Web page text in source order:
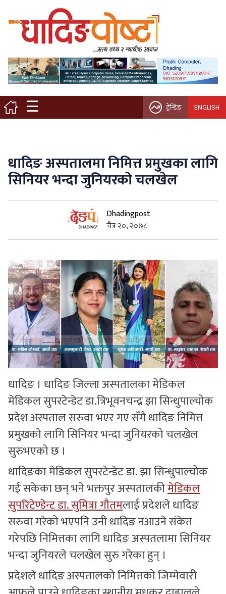
☰
मुख्य पृष्ठ
स्थानीय समाचार
विचार / ब्लग
नगर/गाउँ पालिका
कृषि/सहकारी
साहित्य / संस्कृति
सुचनाहरु
स्वास्थ्य
भिडियो
ट्रेन्डिङ ENGLISH
धादिङ अस्पतालमा निमित्त प्रमुखका लागि
सिनियर भन्दा जुनियरको चलखेल
Dhadingpost
चैत्र २०, २०७८
धादिङ । धादिङ जिल्ला अस्पतालका मेडिकल
मेडिकल सुपरटेन्डेट डा.त्रिभूवनचन्द्र झा सिन्धुपाल्चोक
प्रदेश अस्पताल सरुवा भएर गए सँगै धादिङ निमित्त
प्रमुखको लागि सिनियर भन्दा जुनियरको चलखेल
सुरुभएको छ ।
धादिङका मेडिकल सुपरटेन्डेट डा. झा सिन्धुपाल्चोक
गई सकेका छन् भने भक्तपुर अस्पतालकीमेडिकल
सुपरिटेण्डेन्ट डा. सुमित्रा गौतमलाई प्रदेशले धादिङ
सरुवा गरेको भएपनि उनी धादिङ नआउने संकेत
गरेपछि निमित्तका लागि धादिङ अस्पतलामा सिनियर
भन्दा जुनियरले चलखेल सुरु गरेका हुन् ।
प्रदेशले धादिङ अस्पतालको निमित्तको जिम्मेवारी